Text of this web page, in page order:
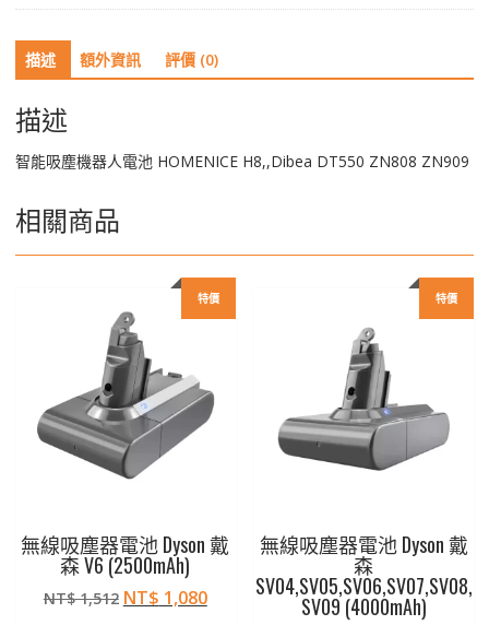
H8,,Dibea
DT550
ZN808
ZN909
數
量
描述 額外資訊 評價 (0)
描述
智能吸塵機器人電池 HOMENICE H8,,Dibea DT550 ZN808 ZN909
相關商品
特價
無線吸塵器電池 Dyson 戴
森 V6 (2500mAh)
NT$1,512 原
NT$ 1,080目
特價
無線吸塵器電池 Dyson 戴
森
SV04,SV05,SV06,SV07,SV08,
SV09 (4000mAh)